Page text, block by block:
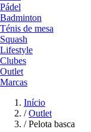
Pádel
Badminton
Ténis de mesa
Squash
Lifestyle
Clubes
Outlet
Marcas
Início
/ Outlet
/ Pelota basca